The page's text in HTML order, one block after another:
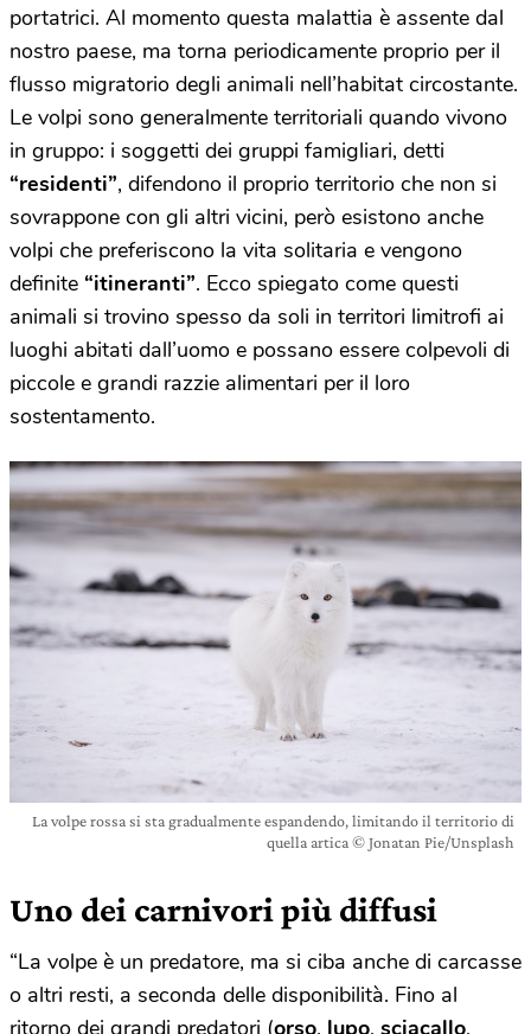
portatrici. Al momento questa malattia è assente dal
nostro paese, ma torna periodicamente proprio per il
flusso migratorio degli animali nell’habitat circostante.
Le volpi sono generalmente territoriali quando vivono
in gruppo: i soggetti dei gruppi famigliari, detti
“residenti”, difendono il proprio territorio che non si
sovrappone con gli altri vicini, però esistono anche
volpi che preferiscono la vita solitaria e vengono
definite “itineranti”. Ecco spiegato come questi
animali si trovino spesso da soli in territori limitrofi ai
luoghi abitati dall’uomo e possano essere colpevoli di
piccole e grandi razzie alimentari per il loro
sostentamento.
La volpe rossa si sta gradualmente espandendo, limitando il territorio di
quella artica © Jonatan Pie/Unsplash
Uno dei carnivori più diffusi
“La volpe è un predatore, ma si ciba anche di carcasse
o altri resti, a seconda delle disponibilità. Fino al
ritorno dei grandi predatori (orso, lupo, sciacallo,